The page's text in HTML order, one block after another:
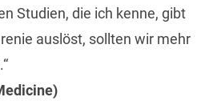
Studien, die ich kenne, gibt
auslöst, sollten wir mehr